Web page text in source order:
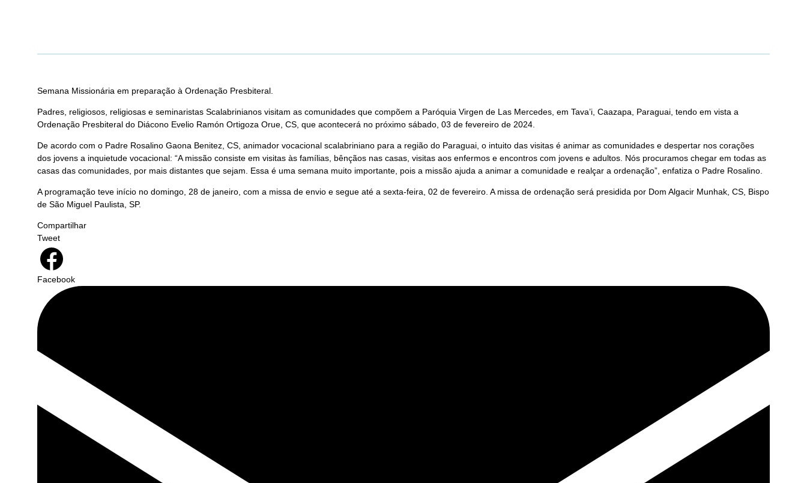
Semana Missionária em preparação à Ordenação Presbiteral.
Padres, religiosos, religiosas e seminaristas Scalabrinianos visitam as comunidades que compõem a Paróquia Virgen de Las Mercedes, em Tava’i, Caazapa, Paraguai, tendo em vista a
Ordenação Presbiteral do Diácono Evelio Ramón Ortigoza Orue, CS, que acontecerá no próximo sábado, 03 de fevereiro de 2024.
De acordo com o Padre Rosalino Gaona Benitez, CS, animador vocacional scalabriniano para a região do Paraguai, o intuito das visitas é animar as comunidades e despertar nos corações
dos jovens a inquietude vocacional: “A missão consiste em visitas às famílias, bênçãos nas casas, visitas aos enfermos e encontros com jovens e adultos. Nós procuramos chegar em todas as
casas das comunidades, por mais distantes que sejam. Essa é uma semana muito importante, pois a missão ajuda a animar a comunidade e realçar a ordenação”, enfatiza o Padre Rosalino.
A programação teve início no domingo, 28 de janeiro, com a missa de envio e segue até a sexta-feira, 02 de fevereiro. A missa de ordenação será presidida por Dom Algacir Munhak, CS, Bispo
de São Miguel Paulista, SP.
Compartilhar
Tweet
Facebook